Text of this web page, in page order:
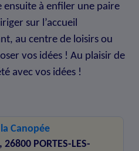
à enfiler une paire
sur l’accueil
au centre de loisirs ou
vos idées ! Au plaisir de
avec vos idées !
Canopée
PORTES-LES-